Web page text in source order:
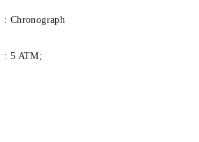
: Chronograph
: 5 ATM;